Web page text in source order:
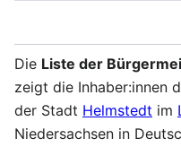
Die Liste der
zeigt die Inhaber:innen
der Stadt Helmstedt im
Niedersachsen in